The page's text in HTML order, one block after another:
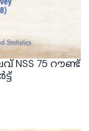
75 റൗണ്ട്